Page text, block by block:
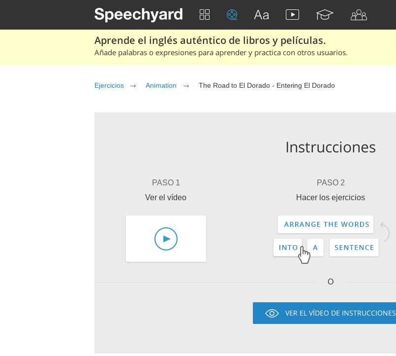
Aprende el inglés auténtico de libros y películas.
Añade palabras o expresiones para aprender y practica con otros usuarios.
Ejercicios Animation The Road to El Dorado - Entering El Dorado
Instrucciones
PASO 1
Ver el vídeo
PASO 2
Hacer los ejercicios
O
VER EL VÍDEO DE INSTRUCCIONES